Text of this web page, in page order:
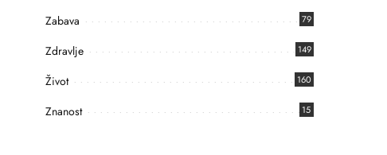
Zabava 79
Zdravlje 149
Život 160
Znanost 15